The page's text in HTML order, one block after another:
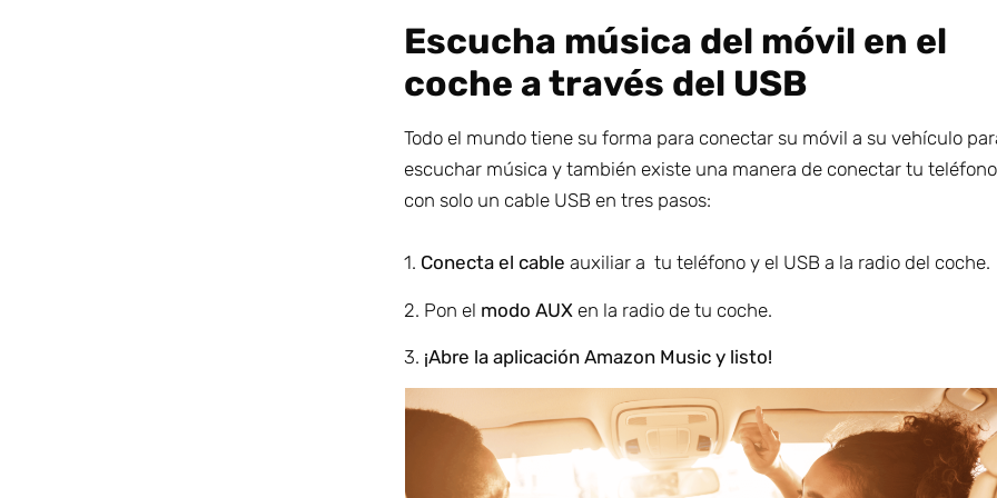
Escucha música del móvil en el
coche a través del USB
Todo el mundo tiene su forma para conectar su móvil a su vehículo
escuchar música y también existe una manera de conectar tu teléfono
con solo un cable USB en tres pasos:
1. Conecta el cable auxiliar a tu teléfono y el USB a la radio del coche.
2. Pon el modo AUX en la radio de tu coche.
3. ¡Abre la aplicación Amazon Music y listo!